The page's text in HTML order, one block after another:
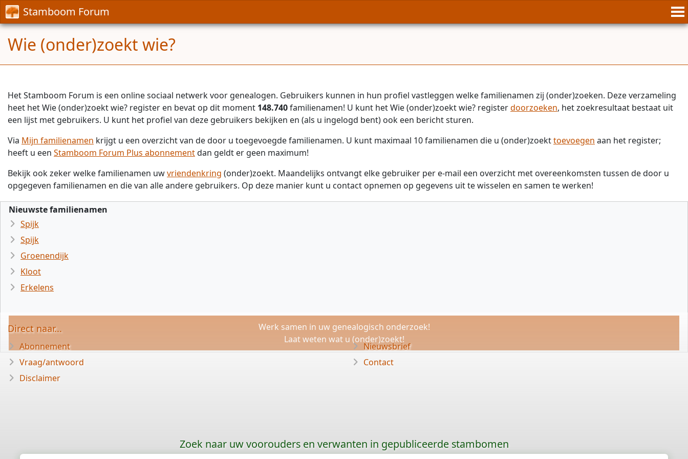
Stamboom Forum
Wie (onder)zoekt wie?
Het Stamboom Forum is een online sociaal netwerk voor genealogen. Gebruikers kunnen in hun profiel vastleggen welke familienamen zij (onder)zoeken. Deze verzameling
heet het Wie (onder)zoekt wie? register en bevat op dit moment 148.740familienamen! U kunt het Wie (onder)zoekt wie? registerdoorzoeken, het zoekresultaat bestaat uit
een lijst met gebruikers. U kunt het profiel van deze gebruikers bekijken en (als u ingelogd bent) ook een bericht sturen.
Via Mijn familienamen krijgt u een overzicht van de door u toegevoegde familienamen. U kunt maximaal 10 familienamen die u (onder)zoekttoevoegen aan het register;
heeft u een Stamboom Forum Plus abonnementdan geldt er geen maximum!
Bekijk ook zeker welke familienamen uwvriendenkring (onder)zoekt. Maandelijks ontvangt elke gebruiker per e-mail een overzicht met overeenkomsten tussen de door u
opgegeven familienamen en die van alle andere gebruikers. Op deze manier kunt u contact opnemen op gegevens uit te wisselen en samen te werken!
Nieuwste familienamen
Spijk
Spijk
Groenendijk
Kloot
Erkelens
Werk samen in uw genealogisch onderzoek!
Laat weten wat u (onder)zoekt!
Direct naar...
Abonnement
Vraag/antwoord
Disclaimer
Nieuwsbrief
Contact
Zoek naar uw voorouders en verwanten in gepubliceerde stambomen